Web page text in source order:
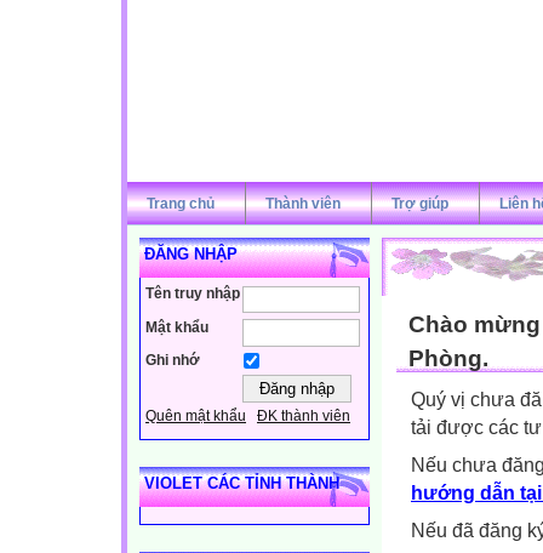
Trang chủ Thành viên Trợ giúp Liên
ĐĂNG NHẬP
Tên truy nhập
Mật khẩu
Ghi nhớ
Quên mật khẩu ĐK thành viên
VIOLET CÁC TỈNH THÀNH
Chào
Phòng.
Quý vị chưa
tải được các
Nếu chưa
hướng dẫn
Nếu đã đăng